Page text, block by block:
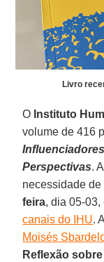
Livro
O Instituto
volume de 416
Perspectivas.
necessidade
feira, dia 05-
canais do IHU.
Moisés
Reflexão